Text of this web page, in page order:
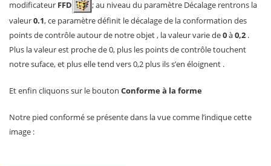
modificateur FFD
; au niveau du paramètre Décalage rentrons la
valeur0.1, ce paramètre définit le décalage de la conformation des
points de contrôle autour de notre objet , la valeur varie de0à0,2 .
Plus la valeur est proche de 0, plus les points de contrôle touchent
notre suface, et plus elle tend vers 0,2 plus ils s’en éloignent .
Et enfin cliquons sur le bouton Conforme à la forme
Notre pied conformé se présente dans la vue comme l’indique cette
image :